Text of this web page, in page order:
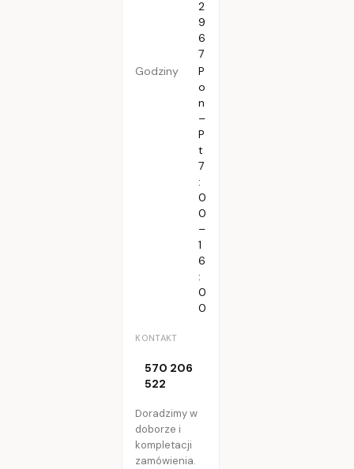
2
9
6
7
Godziny
P
o
n
–
P
t
7
:
0
0
–
1
6
:
0
0
KONTAKT
570 206
522
Doradzimy w
doborze i
kompletacji
zamówienia.